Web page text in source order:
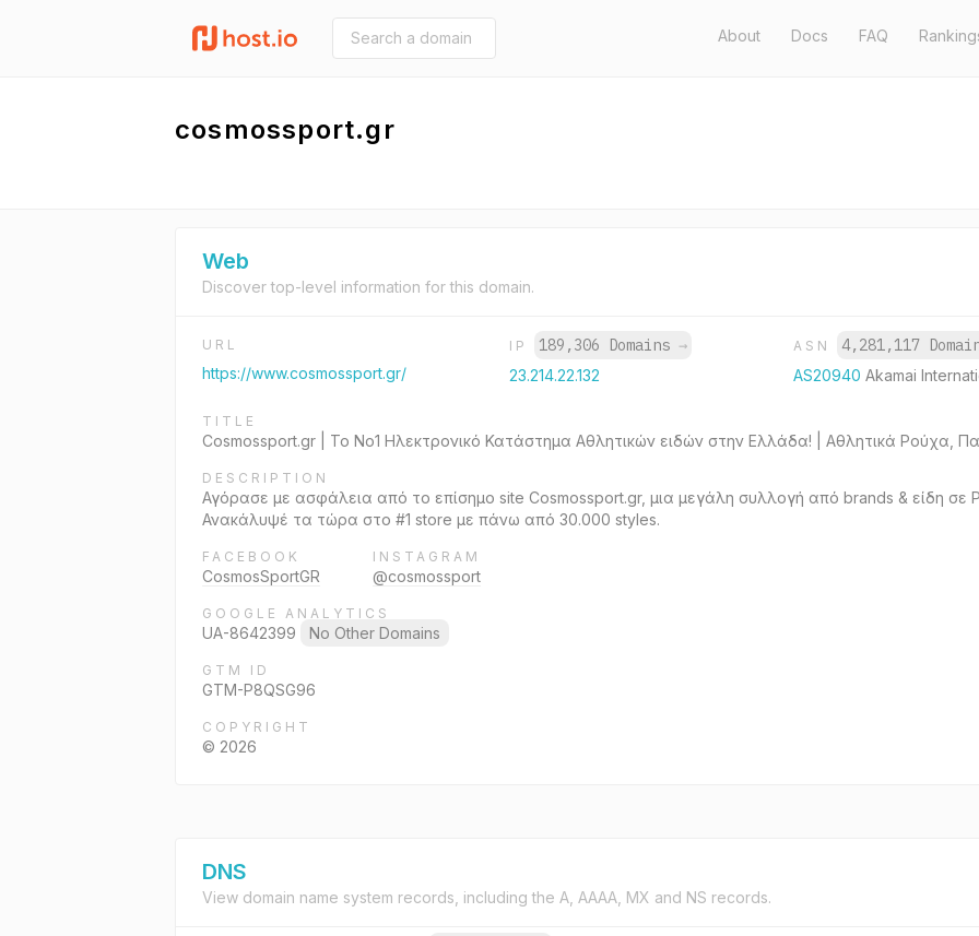
About Docs FAQ
cosmossport.gr
Web
Discover top-level information for this domain.
URL
https://www.cosmossport.gr/
IP 189,306 Domains →
23.214.22.132
ASN 4,281,117
AS20940Akamai
TITLE
Cosmossport.gr | Το Νο1 Ηλεκτρονικό Κατάστημα Αθλητικών ειδών στην Ελλάδα! | Αθλητικά Ρούχα,
DESCRIPTION
Αγόρασε με ασφάλεια από το επίσημο site Cosmossport.gr, μια μεγάλη συλλογή από brands & είδη
Ανακάλυψέ τα τώρα στο #1 store με πάνω από 30.000 styles.
FACEBOOK
CosmosSportGR
INSTAGRAM
@cosmossport
GOOGLE ANALYTICS
UA-8642399 No Other Domains
GTM ID
GTM-P8QSG96
COPYRIGHT
© 2026
DNS
View domain name system records, including the A, AAAA, MX and NS records.